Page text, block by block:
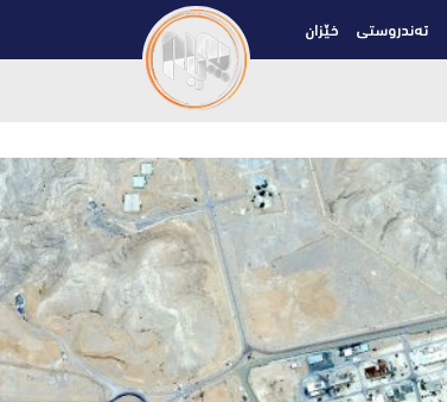
تەندروستی خێزان